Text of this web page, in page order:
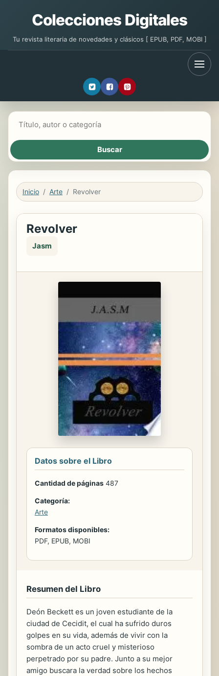
Colecciones Digitales
Tu revista literaria de novedades y clásicos [ EPUB, PDF, MOBI ]
Inicio Arte Revolver
Revolver
Jasm
Datos sobre el Libro
Cantidad de páginas 487
Categoría:
Arte
Formatos disponibles:
PDF, EPUB, MOBI
Resumen del Libro
Deón Beckett es un joven estudiante de la
ciudad de Cecidit, el cual ha sufrido duros
golpes en su vida, además de vivir con la
sombra de un acto cruel y misterioso
perpetrado por su padre. Junto a su mejor
amigo buscara la verdad sobre los hechos